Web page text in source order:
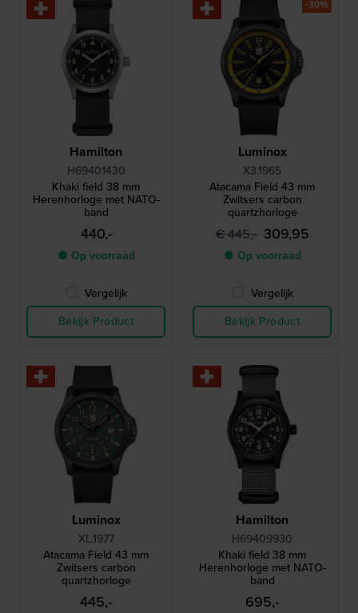
Hamilton
H69401430
Khaki field 38 mm
Herenhorloge met NATO-
band
440,-
● Op voorraad
Vergelijk
Bekijk Product
Luminox
X3.1965
Atacama Field 43 mm
Zwitsers carbon
quartzhorloge
€ 445,- 309,95
● Op voorraad
Vergelijk
Bekijk Product
-30%
Luminox
XL.1977
Atacama Field 43 mm
Zwitsers carbon
quartzhorloge
445,-
Hamilton
H69409930
Khaki field 38 mm
Herenhorloge met NATO-
band
695,-